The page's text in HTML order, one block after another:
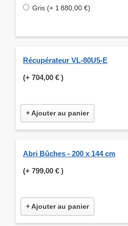
Gris (+ 1 880,00 €)
Récupérateur VL-80U5-E
(+ 704,00 € )
+ Ajouter au panier
Abri Bûches - 200 x 144 cm
(+ 799,00 € )
+ Ajouter au panier